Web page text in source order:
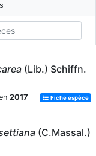
(Lib.) Schiffn.
2017 Fiche espèce
(C.Massal.)